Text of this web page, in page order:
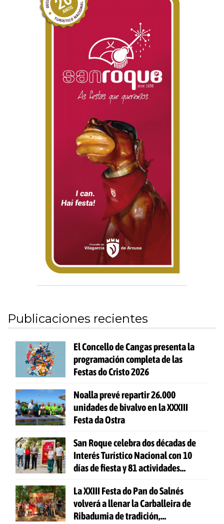
Publicaciones recientes
El Concello de Cangas presenta la
programación completa de las
Festas do Cristo 2026
Noalla prevé repartir 26.000
unidades de bivalvo en la XXXIII
Festa da Ostra
San Roque celebra dos décadas de
Interés Turístico Nacional con 10
días de fiesta y 81 actividades
La XXIII Festa do Pan do Salnés
volverá a llenar la Carballeira de
Ribadumia de tradición,